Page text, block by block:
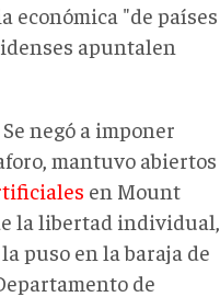
económica "de países
apuntalen
negó a imponer
mantuvo abiertos
en Mount
la libertad individual,
puso en la baraja de
de